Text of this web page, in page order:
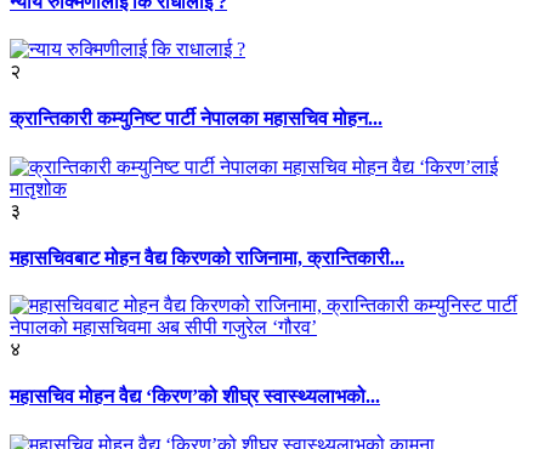
२
क्रान्तिकारी कम्युनिष्ट पार्टी नेपालका महासचिव मोहन...
३
महासचिवबाट मोहन वैद्य किरणको राजिनामा, क्रान्तिकारी...
४
महासचिव मोहन वैद्य ‘किरण’को शीघ्र स्वास्थ्यलाभको...